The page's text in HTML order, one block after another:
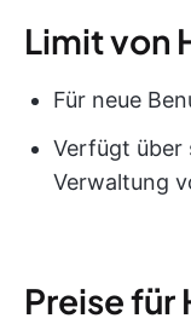
Limit von
Für neue
Verfügt über
Verwaltung
Preise für